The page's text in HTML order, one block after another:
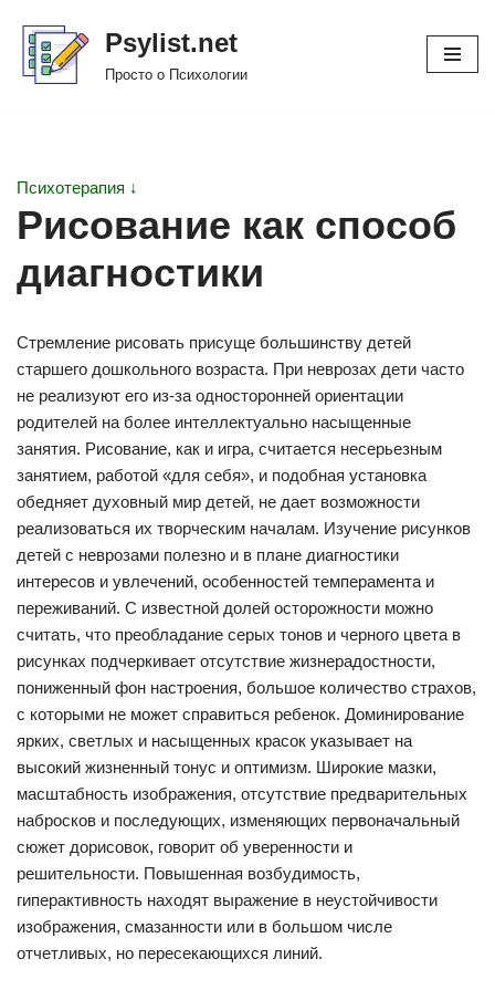
Перейти
Psylist.net
Просто о Психологии
Психотерапия ↓
Рисование как способ
диагностики
Стремление рисовать присуще большинству детей
старшего дошкольного возраста. При неврозах дети часто
не реализуют его из-за односторонней ориентации
родителей на более интеллектуально насыщенные
занятия. Рисование, как и игра, считается несерьезным
занятием, работой «для себя», и подобная установка
обедняет духовный мир детей, не дает возможности
реализоваться их творческим началам. Изучение рисунков
детей с неврозами полезно и в плане диагностики
интересов и увлечений, особенностей темперамента и
переживаний. С известной долей осторожности можно
считать, что преобладание серых тонов и черного цвета в
рисунках подчеркивает отсутствие жизнерадостности,
пониженный фон настроения, большое количество страхов,
с которыми не может справиться ребенок. Доминирование
ярких, светлых и насыщенных красок указывает на
высокий жизненный тонус и оптимизм. Широкие мазки,
масштабность изображения, отсутствие предварительных
набросков и последующих, изменяющих первоначальный
сюжет дорисовок, говорит об уверенности и
решительности. Повышенная возбудимость,
гиперактивность находят выражение в неустойчивости
изображения, смазанности или в большом числе
отчетливых, но пересекающихся линий.